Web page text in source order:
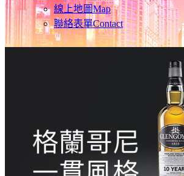
線上地圖Map
聯絡表單Contact